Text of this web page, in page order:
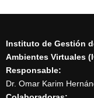
Instituto de Gestión
Ambientes Virtuales
Responsable:
Dr. Omar Karim